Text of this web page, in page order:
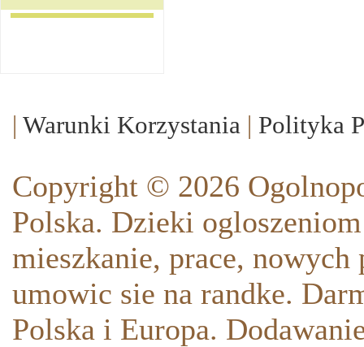
| Warunki Korzystania | Polityka
Copyright © 2026
Polska. Dzieki
mieszkanie, prace,
umowic sie na randke.
Polska i Europa.